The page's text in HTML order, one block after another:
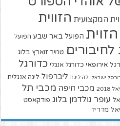
המקצועית הזווית
הזוית הפועל באר שבע הפועל
לחיבורים טמיר זוארץ בלוג
אירופאי כדורגל אנגלי כדורגל
ישראלי לה ליגה ליברפול ליגה אנגלית
2018 מכבי חיפה מכבי תל
עופר גולדמן בלוג פודקאסט
מדריד